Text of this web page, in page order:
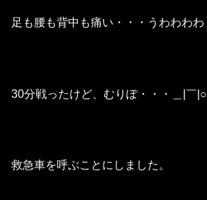
足も腰も背中も痛い・・・うわわわわ
30分戦ったけど、むりぽ・・・＿|￣|○
救急車を呼ぶことにしました。